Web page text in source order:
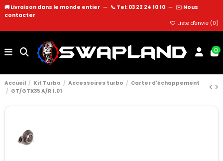
🚚 Livraison dans le monde entier — 📞 Tel: 03 22 24 10 10 — ✉️ Nous
contacter
Liste d'envie (0)
0
Accueil Kit Turbo Accessoires turbo
Carter d'échappement
GT/GTX35 A/R 1.01